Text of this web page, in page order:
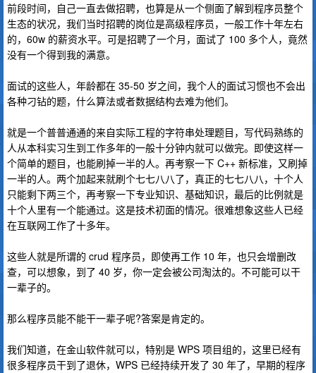
前段时间，自己一直去做招聘，也算是从一个侧面了解到程序员整个
生态的状况，我们当时招聘的岗位是高级程序员，一般工作十年左右
的，60w 的薪资水平。可是招聘了一个月，面试了 100 多个人，竟然
没有一个得到我的满意。
面试的这些人，年龄都在 35-50 岁之间，我个人的面试习惯也不会出
各种刁钻的题，什么算法或者数据结构去难为他们。
就是一个普普通通的来自实际工程的字符串处理题目，写代码熟练的
人从本科实习生到工作多年的一般十分钟内就可以做完。即使这样一
个简单的题目，也能刷掉一半的人。再考察一下 C++ 新标准，又刷掉
一半的人。两个加起来就刷个七七八八了，真正的七七八八，十个人
只能剩下两三个，再考察一下专业知识、基础知识，最后的比例就是
十个人里有一个能通过。这是技术初面的情况。很难想象这些人已经
在互联网工作了十多年。
这些人就是所谓的 crud 程序员，即使再工作 10 年，也只会增删改
查，可以想象，到了 40 岁，你一定会被公司淘汰的。不可能可以干
一辈子的。
那么程序员能不能干一辈子呢?答案是肯定的。
我们知道，在金山软件就可以，特别是 WPS 项目组的，这里已经有
很多程序员干到了退休，WPS 已经持续开发了 30 年了，早期的程序